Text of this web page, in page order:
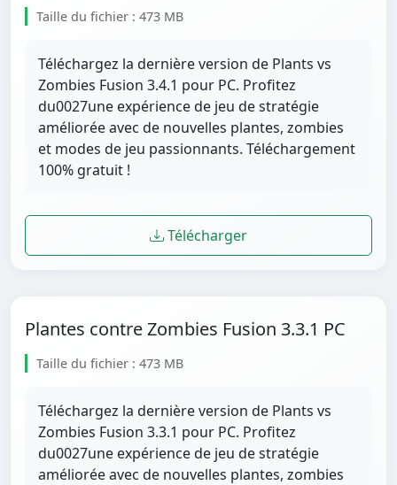
Taille du fichier : 473 MB
Téléchargez la dernière version de Plants vs
Zombies Fusion 3.4.1 pour PC. Profitez
du0027une expérience de jeu de stratégie
améliorée avec de nouvelles plantes, zombies
et modes de jeu passionnants. Téléchargement
100% gratuit !
Télécharger
Plantes contre Zombies Fusion 3.3.1 PC
Taille du fichier : 473 MB
Téléchargez la dernière version de Plants vs
Zombies Fusion 3.3.1 pour PC. Profitez
du0027une expérience de jeu de stratégie
améliorée avec de nouvelles plantes, zombies